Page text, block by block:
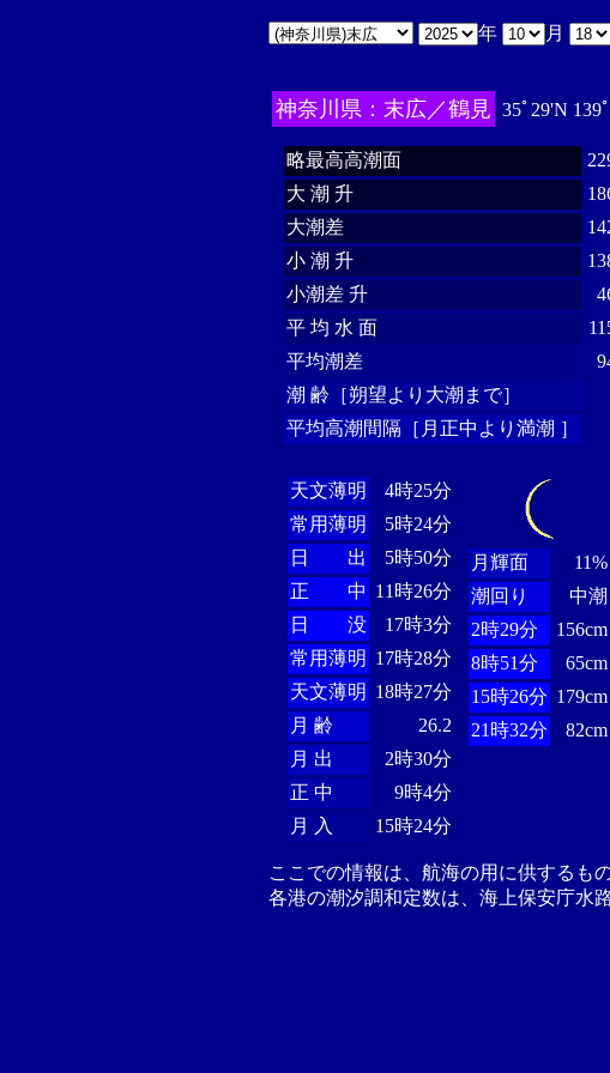
年 月
神奈川県：末広／鶴見 35ﾟ29'N 139
略最高高潮面
大 潮 升
大潮差
小 潮 升
小潮差 升
平 均 水 面
平均潮差
潮 齢［朔望より大潮まで］
平均高潮間隔［月正中より満潮 ］
天文薄明
4時25分
常用薄明
5時24分
日 出
5時50分
正 中 11時26分
日 没
17時3分
常用薄明 17時28分
天文薄明 18時27分
月 齢
26.2
月 出
2時30分
正 中
9時4分
月 入
15時24分
月輝面
11%
潮回り
中潮
2時29分
156cm
8時51分
65cm
15時26分 179cm
21時32分
82cm
ここでの情報は、航海の用に供するも
各港の潮汐調和定数は、海上保安庁水